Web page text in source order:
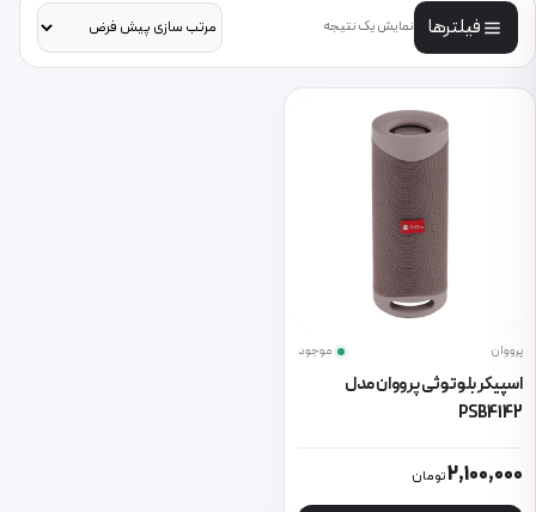
فیلترها نمایش یک نتیجه
پرووان موجود
اسپیکر بلوتوثی پرووان مدل
PSB4142
2,100,000تومان
این محصول دارای انواع مختلفی می باشد. گزینه ها ممکن است در